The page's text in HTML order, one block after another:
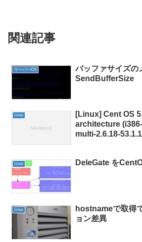
関連記事
サーバー/OS
バッファサイズの
SendBufferSize
Linux
[Linux] Cent OS
architecture
multi-2.6.18-
Linux DeleGate を
Linux
hostnameで取得
ョン差異